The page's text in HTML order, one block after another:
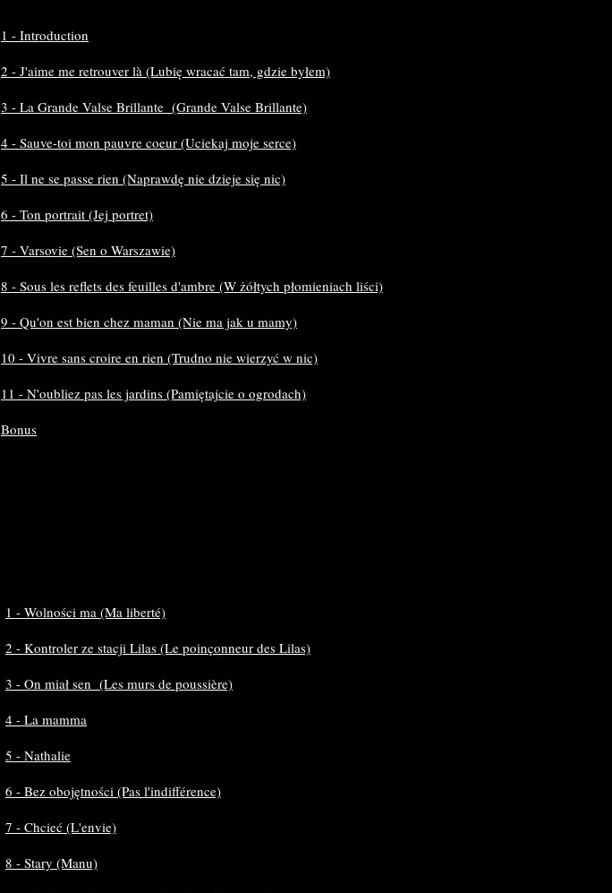
1 - Introduction
2 - J'aime me retrouver là (Lubię wracać tam, gdzie byłem)
3 - La Grande Valse Brillante (Grande Valse Brillante)
4 - Sauve-toi mon pauvre coeur (Uciekaj moje serce)
5 - Il ne se passe rien (Naprawdę nie dzieje się nic)
6 - Ton portrait (Jej portret)
7 - Varsovie (Sen o Warszawie)
8 - Sous les reflets des feuilles d'ambre (W żółtych płomieniach liści)
9 - Qu'on est bien chez maman (Nie ma jak u mamy)
10 - Vivre sans croire en rien (Trudno nie wierzyć w nic)
11 - N'oubliez pas les jardins (Pamiętajcie o ogrodach)
Bonus
1 - Wolności ma (Ma liberté)
2 - Kontroler ze stacji Lilas (Le poinçonneur des Lilas)
3 - On miał sen (Les murs de poussière)
4 - La mamma
5 - Nathalie
6 - Bez obojętności (Pas l'indifférence)
7 - Chcieć (L'envie)
8 - Stary (Manu)